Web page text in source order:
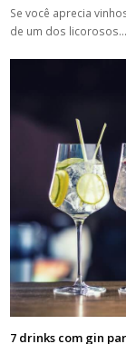
Se você aprecia
de um dos licorosos…
7 drinks com gin